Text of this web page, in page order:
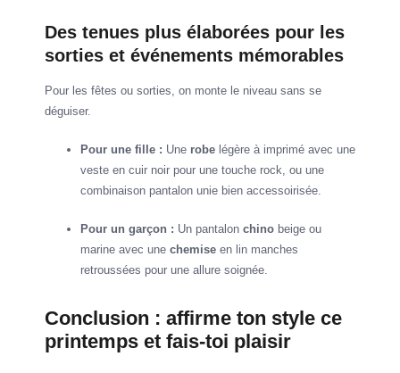
Des tenues plus élaborées pour les
sorties et événements mémorables
Pour les fêtes ou sorties, on monte le niveau sans se
déguiser.
Pour une fille : Une robe légère à imprimé avec une
veste en cuir noir pour une touche rock, ou une
combinaison pantalon unie bien accessoirisée.
Pour un garçon : Un pantalon chino beige ou
marine avec une chemise en lin manches
retroussées pour une allure soignée.
Conclusion : affirme ton style ce
printemps et fais-toi plaisir